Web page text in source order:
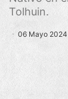
Tolhuin.
06 Mayo 2024